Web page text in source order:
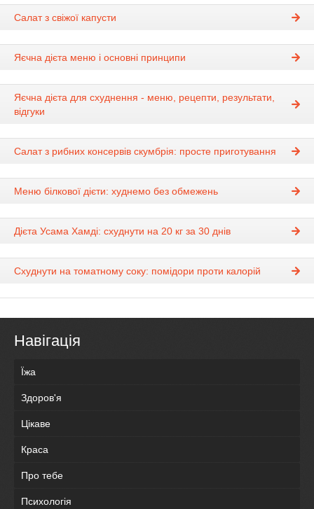
Салат з свіжої капусти
Яєчна дієта меню і основні принципи
Яєчна дієта для схуднення - меню, рецепти, результати,
відгуки
Салат з рибних консервів скумбрія: просте приготування
Меню білкової дієти: худнемо без обмежень
Дієта Усама Хамді: схуднути на 20 кг за 30 днів
Схуднути на томатному соку: помідори проти калорій
Навігація
Їжа
Здоров'я
Цікаве
Краса
Про тебе
Психологія